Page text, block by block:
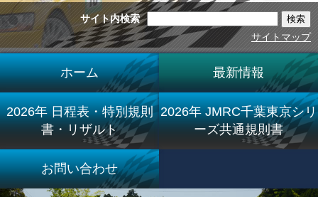
サイト内検索
サイトマップ
ホーム 最新情報
2026年 日程表・特別規則
書・リザルト
2026年 JMRC千葉東京シリ
ーズ共通規則書
お問い合わせ